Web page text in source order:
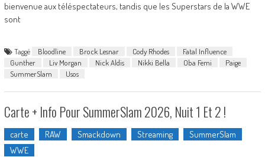
bienvenue aux téléspectateurs, tandis que les Superstars de la WWE
sont
Taggé Bloodline Brock Lesnar Cody Rhodes
Fatal Influence
Gunther
Liv Morgan Nick Aldis Nikki Bella Oba Femi
Paige
SummerSlam
Usos
Carte + Info Pour SummerSlam 2026, Nuit 1 Et 2 !
carte RAW Smackdown Streaming
SummerSlam
WWE